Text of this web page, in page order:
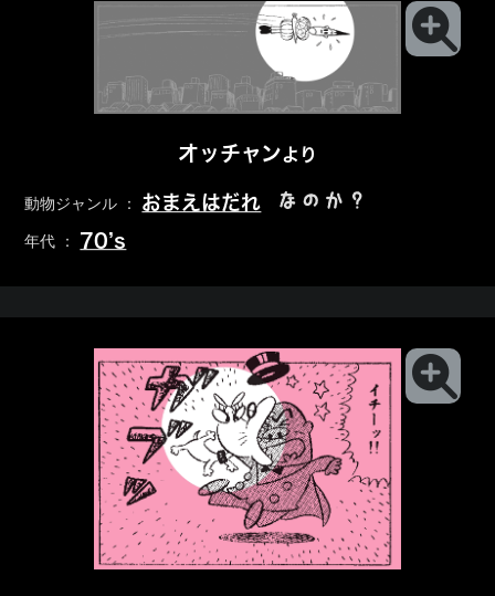
オッチャンより
動物ジャンル ： おまえはだれ なのか？
年代 ： 70’s